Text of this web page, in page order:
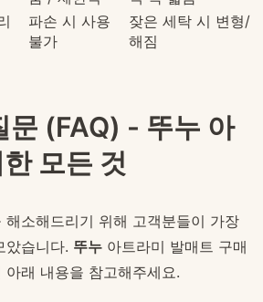
파손 시 사용
불가
잦은 세탁 시 변형/
해짐
문 (FAQ) - 뚜누 아
모든 것
소해드리기 위해 고객분들이 가장
았습니다. 뚜누 아트라미 발매트 구매
래 내용을 참고해주세요.